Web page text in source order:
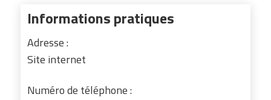
Informations pratiques
Adresse :
Site internet
Numéro de téléphone :